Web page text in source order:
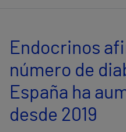
Servicios de salud
Equipo médico y asistencial
Información útil
Endocrinos
número de
España ha
desde 2019